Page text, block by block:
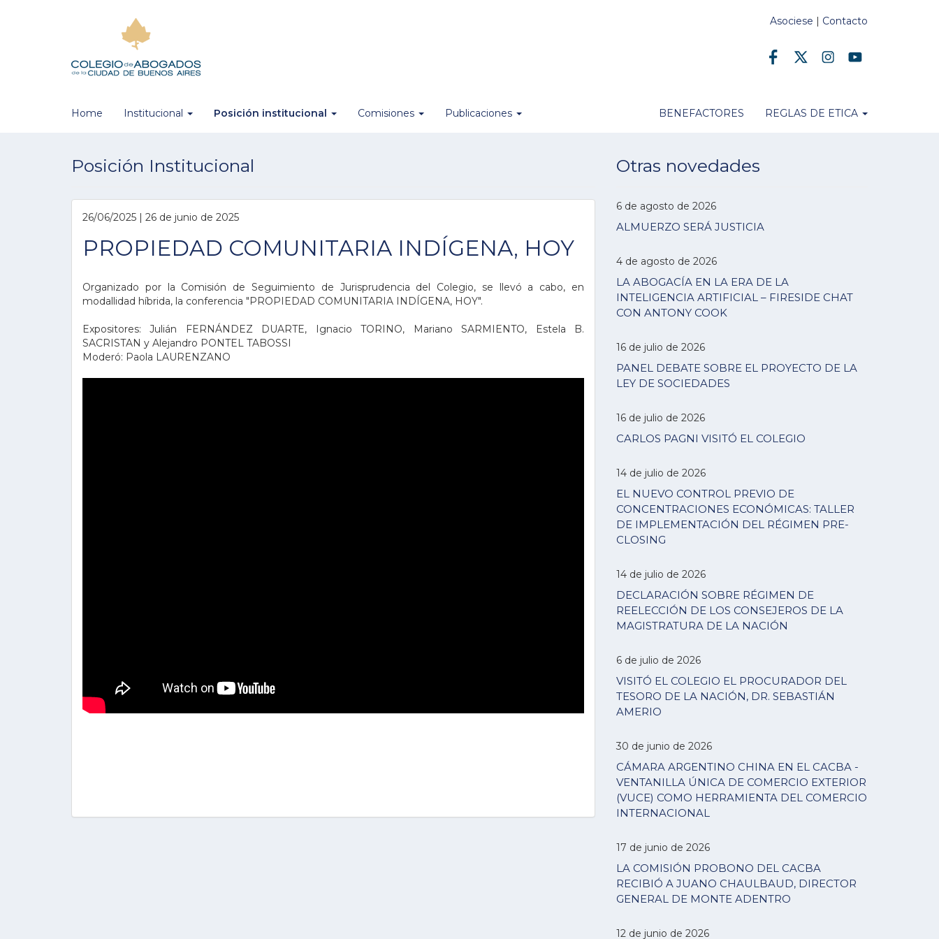
Asociese | Contacto
Home Institucional Posición institucional Comisiones Publicaciones BENEFACTORES REGLAS DE ETICA
Posición Institucional
26/06/2025 | 26 de junio de 2025
PROPIEDAD COMUNITARIA INDÍGENA, HOY
Organizado por la Comisión de Seguimiento de Jurisprudencia del Colegio, se llevó a cabo, en
modallidad híbrida, la conferencia "PROPIEDAD COMUNITARIA INDÍGENA, HOY".
Expositores: Julián FERNÁNDEZ DUARTE, Ignacio TORINO, Mariano SARMIENTO, Estela B.
SACRISTAN y Alejandro PONTEL TABOSSI
Moderó: Paola LAURENZANO
Otras novedades
6 de agosto de 2026
ALMUERZO SERÁ JUSTICIA
4 de agosto de 2026
LA ABOGACÍA EN LA ERA DE LA
INTELIGENCIA ARTIFICIAL – FIRESIDE CHAT
CON ANTONY COOK
16 de julio de 2026
PANEL DEBATE SOBRE EL PROYECTO DE LA
LEY DE SOCIEDADES
16 de julio de 2026
CARLOS PAGNI VISITÓ EL COLEGIO
14 de julio de 2026
EL NUEVO CONTROL PREVIO DE
CONCENTRACIONES ECONÓMICAS: TALLER
DE IMPLEMENTACIÓN DEL RÉGIMEN PRE-
CLOSING
14 de julio de 2026
DECLARACIÓN SOBRE RÉGIMEN DE
REELECCIÓN DE LOS CONSEJEROS DE LA
MAGISTRATURA DE LA NACIÓN
6 de julio de 2026
VISITÓ EL COLEGIO EL PROCURADOR DEL
TESORO DE LA NACIÓN, DR. SEBASTIÁN
AMERIO
30 de junio de 2026
CÁMARA ARGENTINO CHINA EN EL CACBA -
VENTANILLA ÚNICA DE COMERCIO EXTERIOR
(VUCE) COMO HERRAMIENTA DEL COMERCIO
INTERNACIONAL
17 de junio de 2026
LA COMISIÓN PROBONO DEL CACBA
RECIBIÓ A JUANO CHAULBAUD, DIRECTOR
GENERAL DE MONTE ADENTRO
12 de junio de 2026